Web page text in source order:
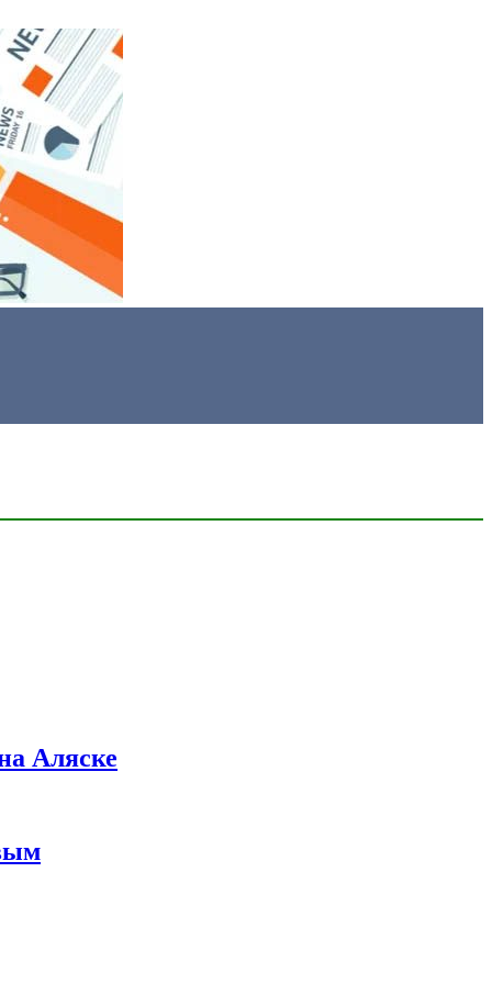
Аляске